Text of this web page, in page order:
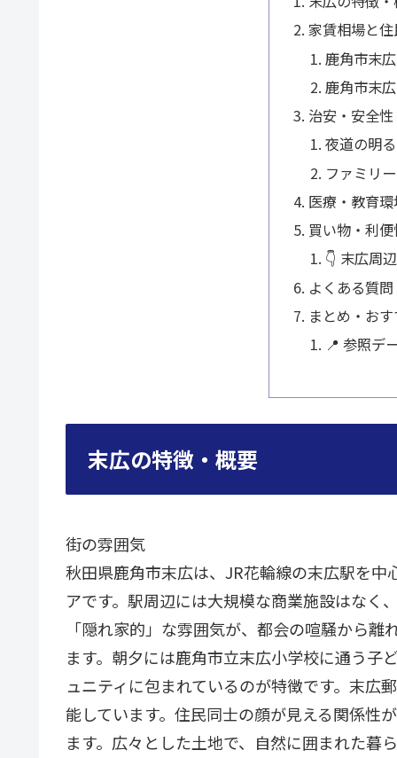
家賃相場と住
鹿角市末
鹿角市末
治安・安全性
夜道の明
ファミリ
医療・教育
買い物・利
👇 末広周
よくある質問
まとめ・お
📍 参照デ
末広の特徴・概要
街の雰囲気
秋田県鹿角市末広は、JR花輪線の末広駅を
アです。駅周辺には大規模な商業施設はなく
「隠れ家的」な雰囲気が、都会の喧騒から
ます。朝夕には鹿角市立末広小学校に通う子
ュニティに包まれているのが特徴です。末広
能しています。住民同士の顔が見える関係性
ます。広々とした土地で、自然に囲まれた暮